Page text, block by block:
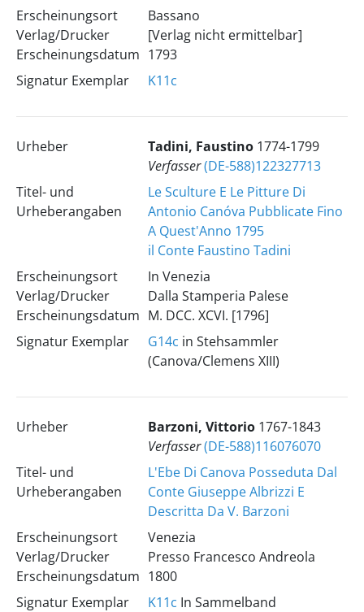
Erscheinungsort
Verlag/Drucker
Erscheinungsdatum
Bassano
[Verlag nicht ermittelbar]
1793
Signatur Exemplar
K11c
Urheber Tadini, Faustino 1774-1799
Verfasser(DE-588)122327713
Titel- und
Urheberangaben
Le Sculture E Le Pitture Di
Antonio Canóva Pubblicate Fino
A Quest'Anno 1795
il Conte Faustino Tadini
Erscheinungsort
Verlag/Drucker
Erscheinungsdatum
In Venezia
Dalla Stamperia Palese
M. DCC. XCVI. [1796]
Signatur Exemplar
G14c in Stehsammler
(Canova/Clemens XIII)
Urheber Barzoni, Vittorio 1767-1843
Verfasser(DE-588)116076070
Titel- und
Urheberangaben
L'Ebe Di Canova Posseduta Dal
Conte Giuseppe Albrizzi E
Descritta Da V. Barzoni
Erscheinungsort
Verlag/Drucker
Erscheinungsdatum
Venezia
Presso Francesco Andreola
1800
Signatur Exemplar
K11c In Sammelband